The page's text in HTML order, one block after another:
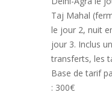
Taj Mahal
le jour 2, nuit
jour 3. Inclus
transferts, les
Base de tarif
: 300€